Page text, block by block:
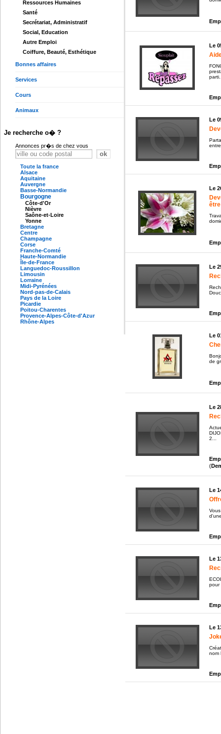
Ressources Humaines
Santé
Secrétariat, Administratif
Social, Education
Autre Emploi
Coiffure, Beauté, Esthétique
Bonnes affaires
Services
Cours
Animaux
Je recherche o� ?
Annonces pr�s de chez vous
Toute la france
Alsace
Aquitaine
Auvergne
Basse-Normandie
Bourgogne
Côte-d'Or
Nièvre
Saône-et-Loire
Yonne
Bretagne
Centre
Champagne
Corse
Franche-Comté
Haute-Normandie
Île-de-France
Languedoc-Roussillon
Limousin
Lorraine
Midi-Pyrénées
Nord-pas-de-Calais
Pays de la Loire
Picardie
Poitou-Charentes
Provence-Alpes-Côte-d'Azur
Rhône-Alpes
Le
Le
Le
être
Le
Le
de
Le
2...
(
Le
Le
pour
Le
nom